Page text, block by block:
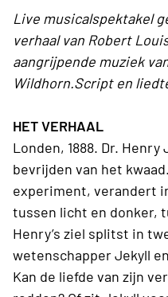
Live musicalspektakel
verhaal van Robert
aangrijpende muziek
Wildhorn.Script en
HET VERHAAL
Londen, 1888. Dr.
bevrijden van het
experiment, verandert
tussen licht en donker,
Henry’s ziel splitst in
wetenschapper Jekyll
Kan de liefde van zijn